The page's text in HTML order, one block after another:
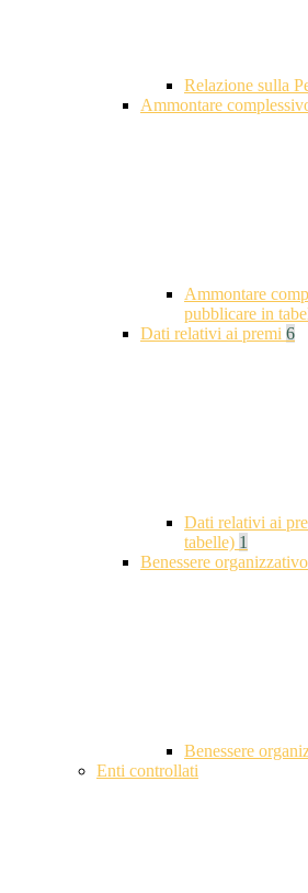
Relazione sulla
Ammontare
Ammontare
pubblicare in
Dati relativi ai premi 6
Dati relativi ai
tabelle) 1
Benessere organizzativo
Benessere
Enti controllati